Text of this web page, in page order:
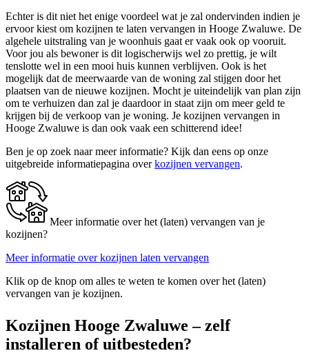
Echter is dit niet het enige voordeel wat je zal ondervinden indien je
ervoor kiest om kozijnen te laten vervangen in Hooge Zwaluwe. De
algehele uitstraling van je woonhuis gaat er vaak ook op vooruit.
Voor jou als bewoner is dit logischerwijs wel zo prettig, je wilt
tenslotte wel in een mooi huis kunnen verblijven. Ook is het
mogelijk dat de meerwaarde van de woning zal stijgen door het
plaatsen van de nieuwe kozijnen. Mocht je uiteindelijk van plan zijn
om te verhuizen dan zal je daardoor in staat zijn om meer geld te
krijgen bij de verkoop van je woning. Je kozijnen vervangen in
Hooge Zwaluwe is dan ook vaak een schitterend idee!
Ben je op zoek naar meer informatie? Kijk dan eens op onze
uitgebreide informatiepagina overkozijnen vervangen.
Meer informatie over het (laten) vervangen van je
kozijnen?
Meer informatie over kozijnen laten vervangen
Klik op de knop om alles te weten te komen over het (laten)
vervangen van je kozijnen.
Kozijnen Hooge Zwaluwe – zelf
installeren of uitbesteden?